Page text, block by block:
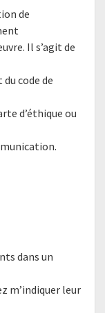
de
Il s’agit de
code de
d’éthique ou
dans un
m’indiquer leur